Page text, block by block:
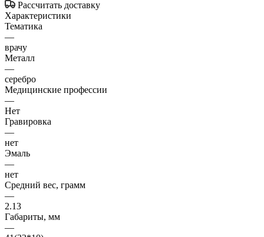
Рассчитать доставку
Характеристики
Тематика
—
врачу
Металл
—
серебро
Медицинские профессии
—
Нет
Гравировка
—
нет
Эмаль
—
нет
Средний вес, грамм
—
2.13
Габариты, мм
—